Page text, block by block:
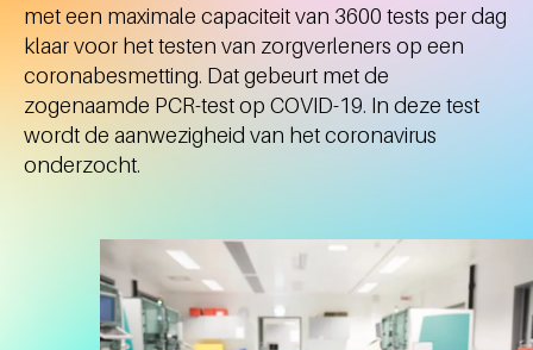
met een maximale capaciteit van 3600 tests per dag
klaar voor het testen van zorgverleners op een
coronabesmetting. Dat gebeurt met de
zogenaamde PCR-test op COVID-19. In deze test
wordt de aanwezigheid van het coronavirus
onderzocht.